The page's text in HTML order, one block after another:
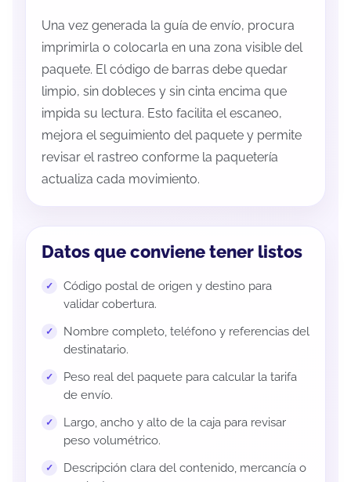
Una vez generada la guía de envío, procura
imprimirla o colocarla en una zona visible del
paquete. El código de barras debe quedar
limpio, sin dobleces y sin cinta encima que
impida su lectura. Esto facilita el escaneo,
mejora el seguimiento del paquete y permite
revisar el rastreo conforme la paquetería
actualiza cada movimiento.
Datos que conviene tener listos
Código postal de origen y destino para
validar cobertura.
Nombre completo, teléfono y referencias del
destinatario.
Peso real del paquete para calcular la tarifa
de envío.
Largo, ancho y alto de la caja para revisar
peso volumétrico.
Descripción clara del contenido, mercancía o